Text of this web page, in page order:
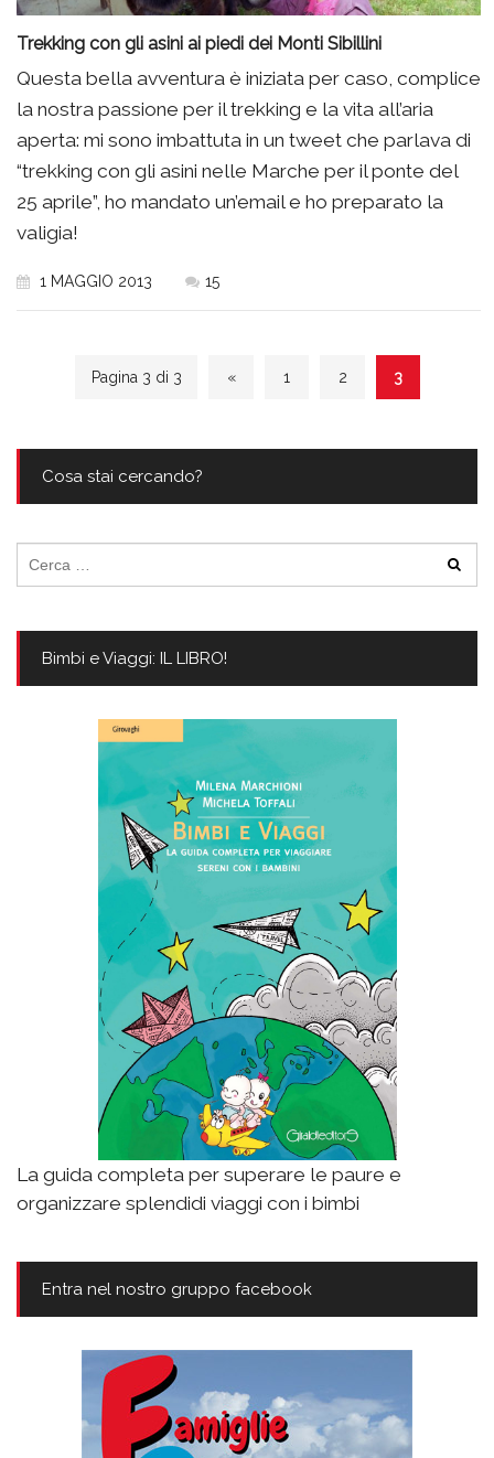
Trekking con gli asini ai piedi dei Monti Sibillini
Questa bella avventura è iniziata per caso, complice
la nostra passione per il trekking e la vita all’aria
aperta: mi sono imbattuta in un tweet che parlava di
“trekking con gli asini nelle Marche per il ponte del
25 aprile”, ho mandato un’email e ho preparato la
valigia!
1 MAGGIO 2013 15
Pagina 3 di 3 « 1 2 3
Cosa stai cercando?
per:
Bimbi e Viaggi: IL LIBRO!
La guida completa per superare le paure e
organizzare splendidi viaggi con i bimbi
Entra nel nostro gruppo facebook